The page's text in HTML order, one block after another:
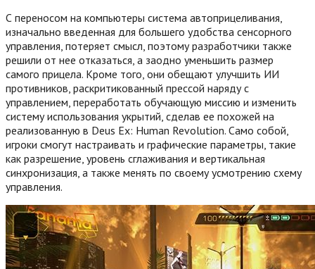
С переносом на компьютеры система автоприцеливания,
изначально введенная для большего удобства сенсорного
управления, потеряет смысл, поэтому разработчики также
решили от нее отказаться, а заодно уменьшить размер
самого прицела. Кроме того, они обещают улучшить ИИ
противников, раскритикованный прессой наряду с
управлением, переработать обучающую миссию и изменить
систему использования укрытий, сделав ее похожей на
реализованную в Deus Ex: Human Revolution. Само собой,
игроки смогут настраивать и графические параметры, такие
как разрешение, уровень сглаживания и вертикальная
синхронизация, а также менять по своему усмотрению схему
управления.